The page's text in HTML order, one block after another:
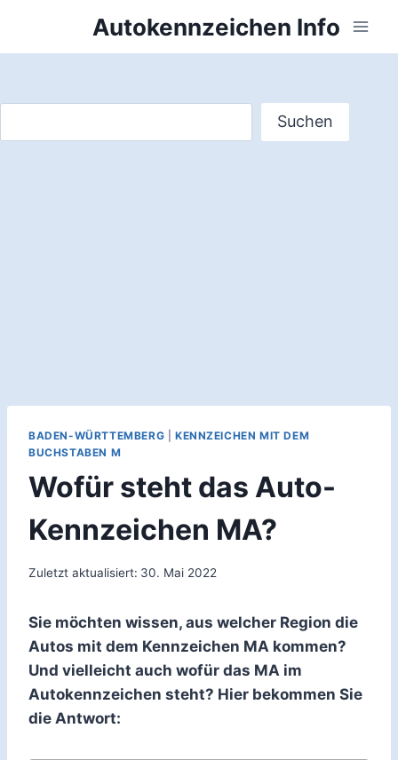
springen
Autokennzeichen Info
Suchen
BADEN-WÜRTTEMBERG
KENNZEICHEN MIT DEM
BUCHSTABEN M
Wofür steht das Auto-
Kennzeichen MA?
Zuletzt aktualisiert: 30. Mai 2022
Sie möchten wissen, aus welcher Region die
Autos mit dem Kennzeichen MA kommen?
Und vielleicht auch wofür das MA im
Autokennzeichen steht? Hier bekommen Sie
die Antwort: